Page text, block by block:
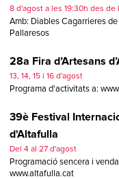
8 d'agost a les 19:30h des
Amb: Diables Cagarrieres
Pallaresos
28a Fira d’Artesans
13, 14, 15 i 16 d'agost
Programa d'activitats a:
39è Festival
d'Altafulla
Del 4 al 27 d'agost
Programació sencera i
www.altafulla.cat